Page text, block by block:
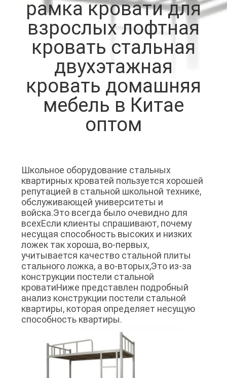
КАЧЕСТВА
СВЯЖИТЕСЬ
НОВОСТИ
КАРТА
САЙТА
PRIVACY
POLICY
рамка кровати для
взрослых лофтная
кровать стальная
двухэтажная
кровать домашняя
мебель в Китае
оптом
Школьное оборудование стальных
квартирных кроватей пользуется хорошей
репутацией в стальной школьной технике,
обслуживающей университеты и
войска.Это всегда было очевидно для
всехЕсли клиенты спрашивают, почему
несущая способность высоких и низких
ложек так хороша, во-первых,
учитывается качество стальной плиты
стального ложка, а во-вторых,Это из-за
конструкции постели стальной
кроватиНиже представлен подробный
анализ конструкции постели стальной
квартиры, которая определяет несущую
способность квартиры.